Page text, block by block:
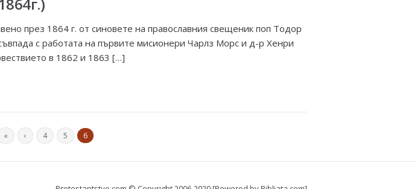
през 1864 г. от синовете на православния свещеник поп Тодор
с работата на първите мисионери Чарлз Морс и д-р Хенри
в 1862 и 1863 […]
« ‹ 4 5 6